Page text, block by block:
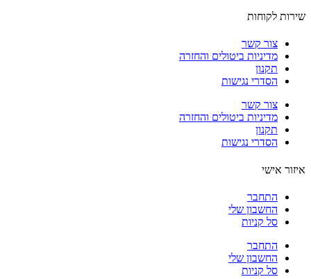
לקוחות
צור קשר
מדיניות ביטולים והחזרה
תקנון
הסדרי נגישות
צור קשר
מדיניות ביטולים והחזרה
תקנון
הסדרי נגישות
אישי
התחבר
החשבון שלי
סל קניות
התחבר
החשבון שלי
סל קניות